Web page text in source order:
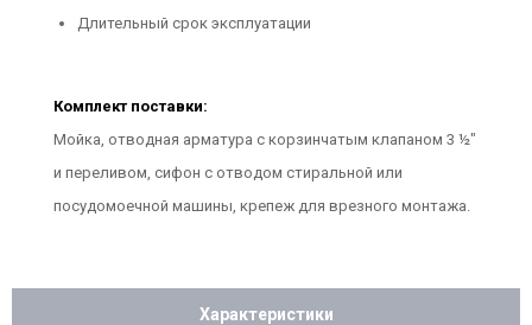
Длительный срок эксплуатации
Комплект поставки:
Мойка, отводная арматура с корзинчатым клапаном 3 ½"
и переливом, сифон с отводом стиральной или
посудомоечной машины, крепеж для врезного монтажа.
Характеристики